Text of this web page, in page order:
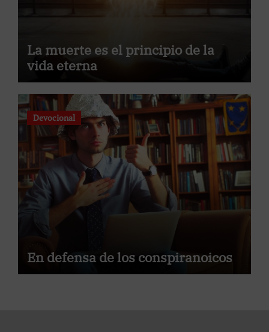
La muerte es el principio de la
vida eterna
Devocional
En defensa de los conspiranoicos